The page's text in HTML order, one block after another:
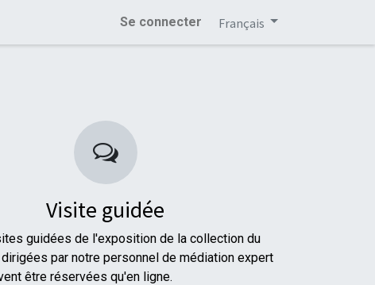
Se connecter Français
Visite guidée
guidées de l'exposition de la collection du
par notre personnel de médiation expert
être réservées qu'en ligne.